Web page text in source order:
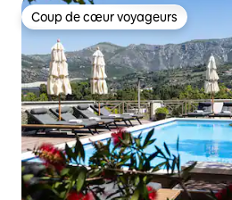
Coup de cœur voyageurs
Coup de cœur voyageurs